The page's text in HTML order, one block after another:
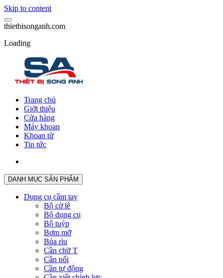
Skip to content
thietbisonganh.com
Loading
Trang chủ
Giới thiệu
Cửa hàng
Máy khoan
Khoan từ
Tin tức
DANH MỤC SẢN PHẨM
Dụng cụ cầm tay
Bộ cờ lê
Bộ dụng cụ
Bộ tuýp
Bơm mỡ
Búa rìu
Cần chữ T
Cần nối
Cần tự động